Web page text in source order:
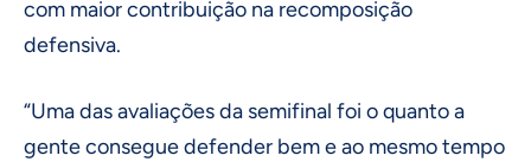
com maior contribuição na recomposição
defensiva.
“Uma das avaliações da semifinal foi o quanto a
gente consegue defender bem e ao mesmo tempo